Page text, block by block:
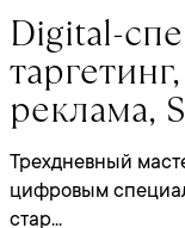
Digital-
реклама,
Трехдневный
цифровым
стар...